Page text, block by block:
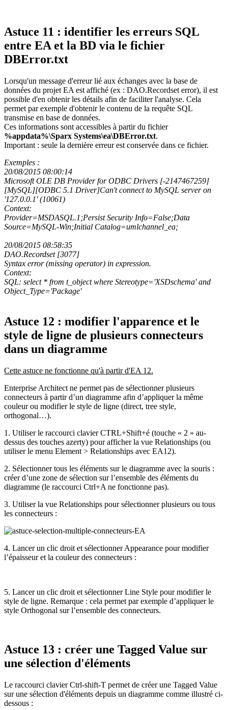
Astuce 11 : identifier les erreurs SQL
entre EA et la BD via le fichier
DBError.txt
Lorsqu'un message d'erreur lié aux échanges avec la base de
données du projet EA est affiché (ex : DAO.Recordset error), il est
possible d'en obtenir les détails afin de faciliter l'analyse. Cela
permet par exemple d'obtenir le contenu de la requête SQL
transmise en base de données.
Ces informations sont accessibles à partir du fichier
%appdata%\Sparx Systems\ea\DBError.txt.
Important : seule la dernière erreur est conservée dans ce fichier.
Exemples :
20/08/2015 08:00:14
Microsoft OLE DB Provider for ODBC Drivers [-2147467259]
[MySQL][ODBC 5.1 Driver]Can't connect to MySQL server on
'127.0.0.1' (10061)
Context:
Provider=MSDASQL.1;Persist Security Info=False;Data
Source=MySQL-Win;Initial Catalog=umlchannel_ea;
20/08/2015 08:58:35
DAO.Recordset [3077]
Syntax error (missing operator) in expression.
Context:
SQL: select * from t_object where Stereotype='XSDschema' and
Object_Type='Package'
Astuce 12 : modifier l'apparence et le
style de ligne de plusieurs connecteurs
dans un diagramme
Cette astuce ne fonctionne qu'à partir d'EA 12.
Enterprise Architect ne permet pas de sélectionner plusieurs
connecteurs à partir d’un diagramme afin d’appliquer la même
couleur ou modifier le style de ligne (direct, tree style,
orthogonal…).
1. Utiliser le raccourci clavier CTRL+Shift+é (touche « 2 » au-
dessus des touches azerty) pour afficher la vue Relationships (ou
utiliser le menu Element > Relationships avec EA12).
2. Sélectionner tous les éléments sur le diagramme avec la souris :
créer d’une zone de sélection sur l’ensemble des éléments du
diagramme (le raccourci Ctrl+A ne fonctionne pas).
3. Utiliser la vue Relationships pour sélectionner plusieurs ou tous
les connecteurs :
4. Lancer un clic droit et sélectionner Appearance pour modifier
l’épaisseur et la couleur des connecteurs :
5. Lancer un clic droit et sélectionner Line Style pour modifier le
style de ligne. Remarque : cela permet par exemple d’appliquer le
style Orthogonal sur l’ensemble des connecteurs.
Astuce 13 : créer une Tagged Value sur
une sélection d'éléments
Le raccourci clavier Ctrl-shift-T permet de créer une Tagged Value
sur une sélection d'éléments depuis un diagramme comme illustré ci-
dessous :